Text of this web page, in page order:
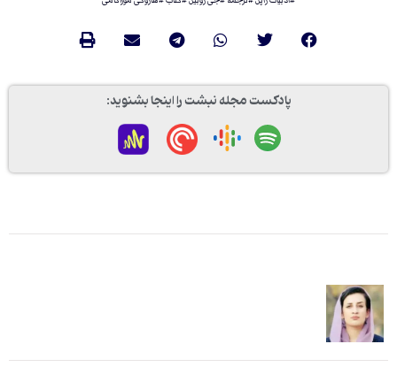
پادکست مجله نبشت را اینجا بشنوید: